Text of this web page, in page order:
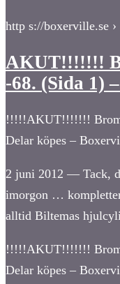
http s://boxerville.se
AKUT!!!!!!!
-68. (Sida 1)
!!!!!AKUT!!!!!!!
Delar köpes –
2 juni 2012 — Tack,
imorgon …
alltid Biltemas
!!!!!AKUT!!!!!!!
Delar köpes –